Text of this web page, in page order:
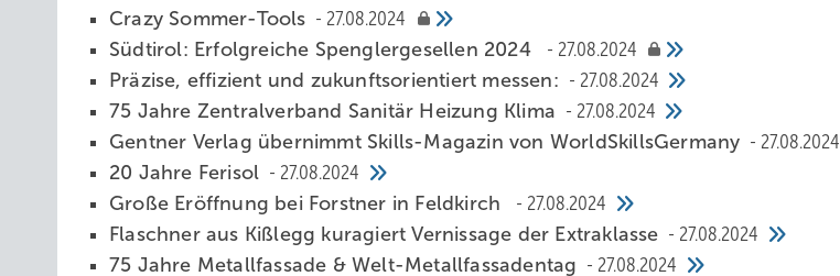
Crazy Sommer-Tools
27.08.2024
Südtirol: Erfolgreiche Spenglergesellen 2024
27.08.2024
Präzise, effizient und zukunftsorientiert messen:
27.08.2024
75 Jahre Zentralverband Sanitär Heizung Klima
27.08.2024
Gentner Verlag übernimmt Skills-Magazin von WorldSkillsGermany
27.08.2024
20 Jahre Ferisol
27.08.2024
Große Eröffnung bei Forstner in Feldkirch
27.08.2024
Flaschner aus Kißlegg kuragiert Vernissage der Extraklasse
27.08.2024
75 Ja hre Metallfassade & Welt-Metallfassadentag
27.08.2024